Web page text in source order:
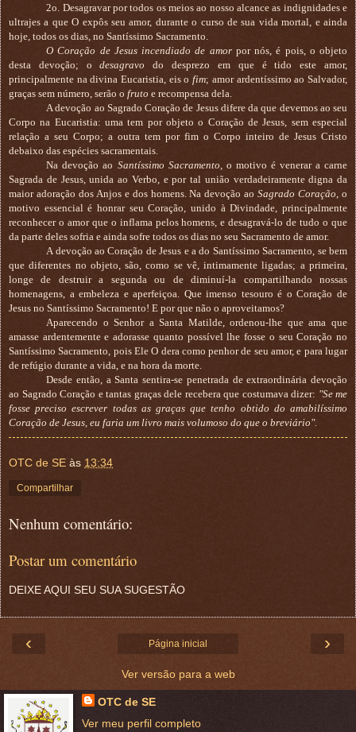
2o. Desagravar por todos os meios ao nosso alcance as indignidades e
ultrajes a que O expôs seu amor, durante o curso de sua vida mortal, e ainda
hoje, todos os dias, no Santíssimo Sacramento.
O Coração de Jesus incendiado de amor por nós, é pois, o objeto
desta devoção; odesagravodo desprezo em que é tido este amor,
principalmente na divina Eucaristia, eis ofim; amor ardentíssimo ao Salvador,
graças sem número, serão o fruto e recompensa dela.
A devoção ao Sagrado Coração de Jesus difere da que devemos ao seu
Corpo na Eucaristia: uma tem por objeto o Coração de Jesus, sem especial
relação a seu Corpo; a outra tem por fim o Corpo inteiro de Jesus Cristo
debaixo das espécies sacramentais.
Na devoção ao Santíssimo Sacramento , o motivo é venerar a carne
Sagrada de Jesus, unida ao Verbo, e por tal união verdadeiramente digna da
maior adoração dos Anjos e dos homens. Na devoção aoSagrado Coração , o
motivo essencial é honrar seu Coração, unido à Divindade, principalmente
reconhecer o amor que o inflama pelos homens, e desagravá-lo de tudo o que
da parte deles sofria e ainda sofre todos os dias no seu Sacramento de amor.
A devoção ao Coração de Jesus e a do Santíssimo Sacramento, se bem
que diferentes no objeto, são, como se vê, intimamente ligadas; a primeira,
longe de destruir a segunda ou de diminuí-la compartilhando nossas
homenagens, a embeleza e aperfeiçoa. Que imenso tesouro é o Coração de
Jesus no Santíssimo Sacramento! E por que não o aproveitamos?
Aparecendo o Senhor a Santa Matilde, ordenou-lhe que ama que
amasse ardentemente e adorasse quanto possível lhe fosse o seu Coração no
Santíssimo Sacramento, pois Ele O dera como penhor de seu amor, e para lugar
de refúgio durante a vida, e na hora da morte.
Desde então, a Santa sentira-se penetrada de extraordinária devoção
ao Sagrado Coração e tantas graças dele recebera que costumava dizer: "Se me
fosse preciso escrever todas as graças que tenho obtido do amabilíssimo
Coração de Jesus, eu faria um livro mais volumoso do que o breviário".
OTC de SE às 13:34
Compartilhar
Nenhum comentário:
Postar um comentário
DEIXE AQUI SEU SUA SUGESTÃO
‹ ›
Página inicial
Ver versão para a web
OTC de SE
Ver meu perfil completo